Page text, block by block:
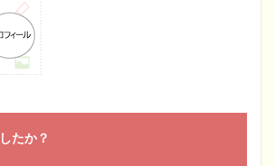
たか？